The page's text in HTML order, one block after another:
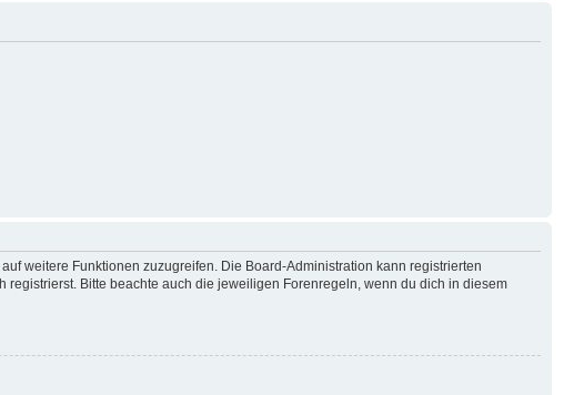
weitere Funktionen zuzugreifen. Die Board-Administration kann registrierten
Bitte beachte auch die jeweiligen Forenregeln, wenn du dich in diesem